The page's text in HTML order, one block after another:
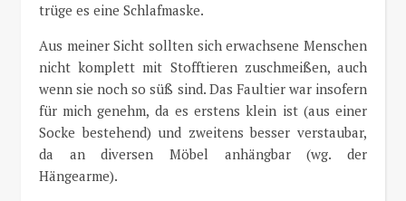
trüge es eine Schlafmaske.
Aus meiner Sicht sollten sich erwachsene Menschen
nicht komplett mit Stofftieren zuschmeißen, auch
wenn sie noch so süß sind. Das Faultier war insofern
für mich genehm, da es erstens klein ist (aus einer
Socke bestehend) und zweitens besser verstaubar,
da an diversen Möbel anhängbar (wg. der
Hängearme).